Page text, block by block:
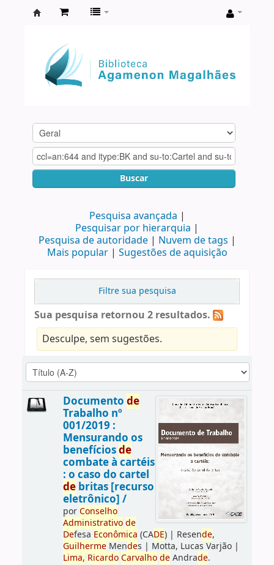
Agamenon
Magalhães
Buscar
Pesquisa avançada
Pesquisar por hierarquia
Pesquisa de autoridade
Nuvem de tags
Mais popular
Sugestões de aquisição
Filtre sua pesquisa
Sua pesquisa retornou 2 resultados.
Desculpe, sem sugestões.
Documento de
Trabalho nº
001/2019 :
Mensurando os
benefíciosde
combate à cartéis
: o caso do cartel
debritas [recurso
eletrônico] /
porConselho
Administrativo de
Defesa Econômica (CADE)| Resende,
GuilhermeMendes | Motta, Lucas Varjão|
Lima, Ricardo Carvalho deAndrade.